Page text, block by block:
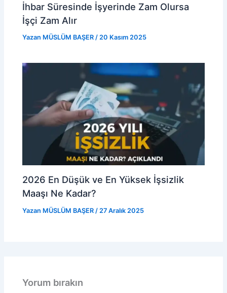
İhbar Süresinde İşyerinde Zam Olursa
İşçi Zam Alır
Yazan MÜSLÜM BAŞER/20 Kasım 2025
2026 En Düşük ve En Yüksek İşsizlik
Maaşı Ne Kadar?
Yazan MÜSLÜM BAŞER / 27 Aralık 2025
Yorum bırakın